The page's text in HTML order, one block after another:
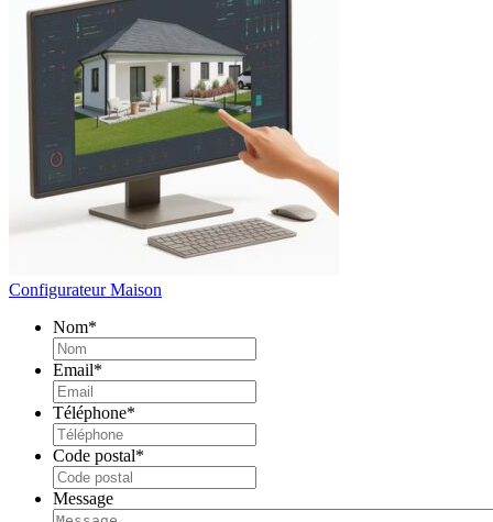
Configurateur Maison
Nom*
Email*
Téléphone*
Code postal*
Message